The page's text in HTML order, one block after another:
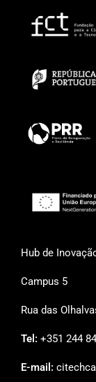
Hub de
Campus 5
Rua das
Tel: +351 244
E-mail: